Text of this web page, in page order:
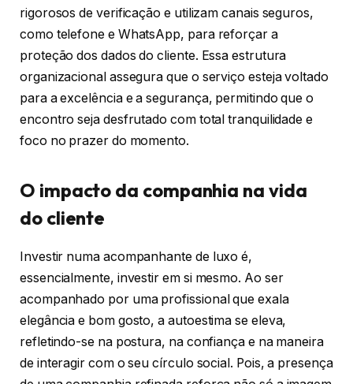
rigorosos de verificação e utilizam canais seguros,
como telefone e WhatsApp, para reforçar a
proteção dos dados do cliente. Essa estrutura
organizacional assegura que o serviço esteja voltado
para a excelência e a segurança, permitindo que o
encontro seja desfrutado com total tranquilidade e
foco no prazer do momento.
O impacto da companhia na vida
do cliente
Investir numa acompanhante de luxo é,
essencialmente, investir em si mesmo. Ao ser
acompanhado por uma profissional que exala
elegância e bom gosto, a autoestima se eleva,
refletindo-se na postura, na confiança e na maneira
de interagir com o seu círculo social. Pois, a presença